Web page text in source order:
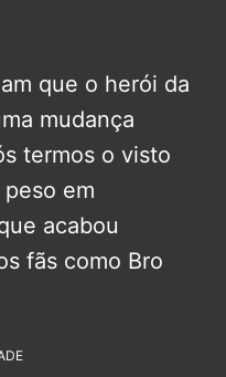
que o herói da
mudança
termos o visto
em
acabou
fãs como Bro